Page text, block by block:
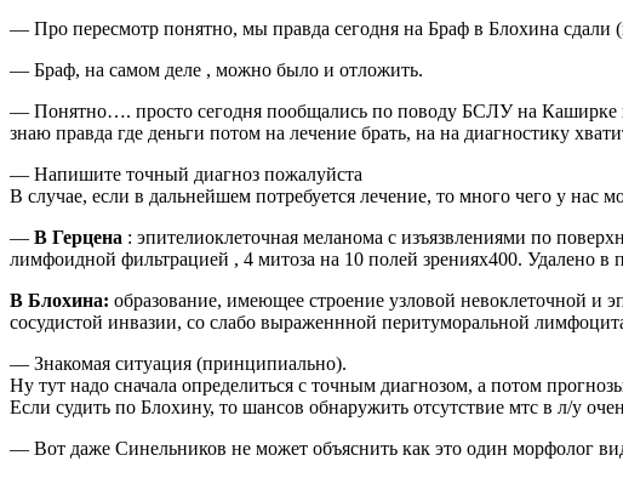
— Про пересмотр понятно, мы правда сегодня на Браф в Блохина сдали
— Браф, на самом деле , можно было и отложить.
— Понятно…. просто сегодня пообщались по поводу БСЛУ на Каширке
знаю правда где деньги потом на лечение брать, на на диагностику
— Напишите точный диагноз пожалуйста
В случае, если в дальнейшем потребуется лечение, то много чего у нас
— В Герцена : эпителиоклеточная меланома с изъязвлениями по
лимфоидной фильтрацией , 4 митоза на 10 полей зренияx400. Удалено в
В Блохина: образование, имеющее строение узловой невоклеточной и
сосудистой инвазии, со слабо выраженнной перитуморальной
— Знакомая ситуация (принципиально).
Ну тут надо сначала определиться с точным диагнозом, а потом
Если судить по Блохину, то шансов обнаружить отсутствие мтс в л/у
— Вот даже Синельников не может объяснить как это один морфолог